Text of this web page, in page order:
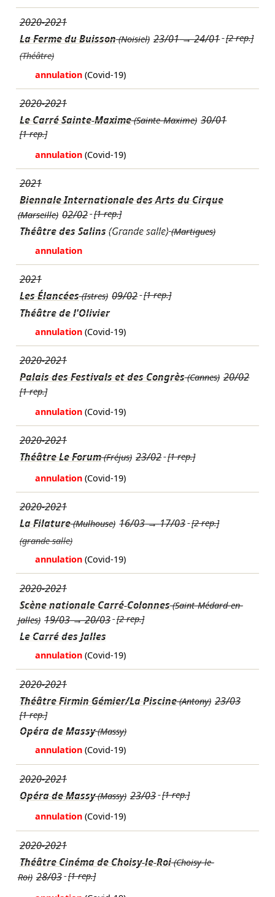
2020-2021
La Ferme du Buisson(Noisiel) 23/01→24/01 [2 rep.]
(Théâtre)
annulation (Covid-19)
2020-2021
Le Carré Sainte-Maxime(Sainte-Maxime) 30/01
[1 rep.]
annulation (Covid-19)
2021
Biennale Internationale des Arts du Cirque
(Marseille) 02/02 [1 rep.]
Théâtre des Salins(Grande salle) (Martigues)
annulation
2021
Les Élancées(Istres) 09/02 [1 rep.]
Théâtre de l'Olivier
annulation (Covid-19)
2020-2021
Palais des Festivals et des Congrès(Cannes) 20/02
[1 rep.]
annulation (Covid-19)
2020-2021
Théâtre Le Forum(Fréjus) 23/02 [1 rep.]
annulation (Covid-19)
2020-2021
La Filature(Mulhouse) 16/03→17/03 [2 rep.]
(grande salle)
annulation (Covid-19)
2020-2021
Scène nationale Carré-Colonnes(Saint-Médard-en-
Jalles) 19/03→20/03 [2 rep.]
Le Carré des Jalles
annulation (Covid-19)
2020-2021
Théâtre Firmin Gémier/La Piscine(Antony) 23/03
[1 rep.]
Opéra de Massy (Massy)
annulation (Covid-19)
2020-2021
Opéra de Massy(Massy) 23/03 [1 rep.]
annulation (Covid-19)
2020-2021
Théâtre Cinéma de Choisy-le-Roi(Choisy-le-
Roi) 28/03 [1 rep.]